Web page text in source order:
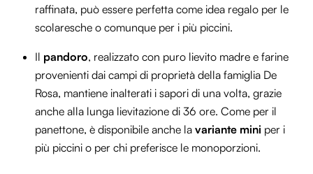
Utilizziamo i cookie per personalizzare contenuti ed
annunci, per fornire funzionalità dei social media e per
analizzare il nostro traffico. Condividiamo inoltre
informazioni sul modo in cui utilizzi il nostro sito con i
nostri partner che si occupano di analisi dei dati web,
pubblicità e social media, i quali potrebbero combinarle
con altre informazioni che hai fornito loro o che hanno
raccolto dal tuo utilizzo dei loro servizi.
raffinata, può essere perfetta come idea regalo per le
scolaresche o comunque per i più piccini.
Il pandoro, realizzato con puro lievito madre e farine
provenienti dai campi di proprietà della famiglia De
Rosa, mantiene inalterati i sapori di una volta, grazie
anche alla lunga lievitazione di 36 ore. Come per il
panettone, è disponibile anche la variante mini per i
più piccini o per chi preferisce le monoporzioni.